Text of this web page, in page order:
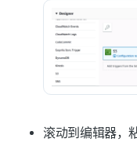
滚动到编辑器，